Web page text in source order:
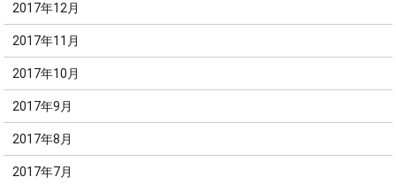
2017年12月
2017年11月
2017年10月
2017年9月
2017年8月
2017年7月